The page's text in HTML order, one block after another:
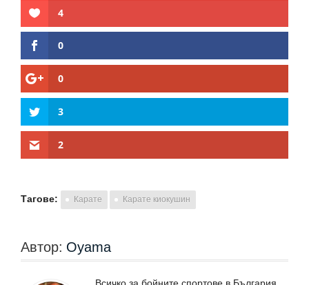
4
0
0
3
2
Тагове: Карате Карате киокушин
Автор: Oyama
Всичко за бойните спортове в България